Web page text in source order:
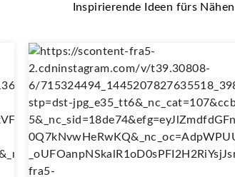
Inspirierende Ideen fürs Nähen